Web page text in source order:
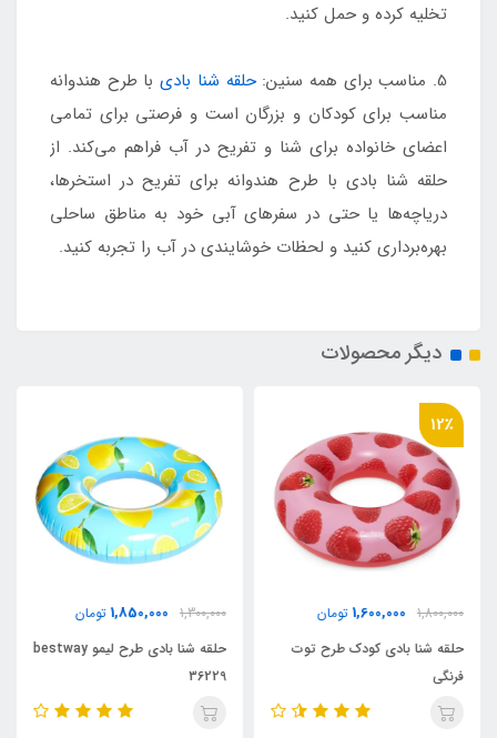
تخلیه کرده و حمل کنید.
5. مناسب برای همه سنین: حلقه شنا بادیبا طرح هندوانه
مناسب برای کودکان و بزرگان است و فرصتی برای تمامی
اعضای خانواده برای شنا و تفریح در آب فراهم می‌کند. از
حلقه شنا بادی با طرح هندوانه برای تفریح در استخرها،
دریاچه‌ها یا حتی در سفرهای آبی خود به مناطق ساحلی
بهره‌برداری کنید و لحظات خوشایندی در آب را تجربه کنید.
دیگر محصولات
12٪
1,800,000
1,600,000 تومان
حلقه شنا بادی کودک طرح توت
فرنگی
1,300,000
1,850,000 تومان
حلقه شنا بادی طرح لیمو bestway
36229